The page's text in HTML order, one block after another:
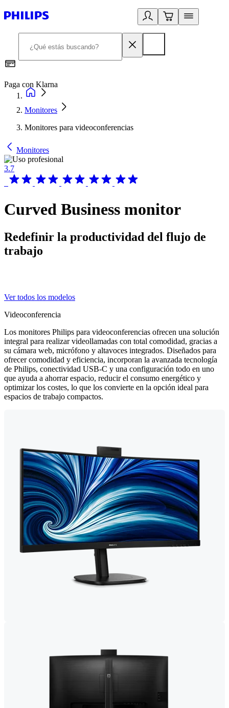
Paga con Klarna
Monitores
Monitores para videoconferencias
Monitores
3.7
Curved Business monitor
Redefinir la productividad del flujo de
trabajo
Ver todos los modelos
Videoconferencia
Los monitores Philips para videoconferencias ofrecen una solución
integral para realizar videollamadas con total comodidad, gracias a
su cámara web, micrófono y altavoces integrados. Diseñados para
ofrecer comodidad y eficiencia, incorporan la avanzada tecnología
de Philips, conectividad USB-C y una configuración todo en uno
que ayuda a ahorrar espacio, reducir el consumo energético y
optimizar los costes, lo que los convierte en la opción ideal para
espacios de trabajo compactos.